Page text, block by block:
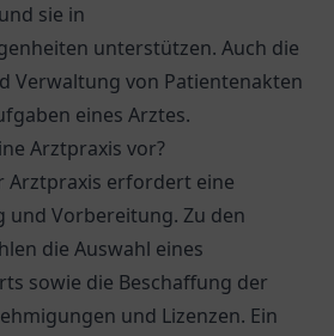
sie in
unterstützen. Auch die
Verwaltung von Patientenakten
eines Arztes.
Arztpraxis vor?
Arztpraxis erfordert eine
und Vorbereitung. Zu den
die Auswahl eines
sowie die Beschaffung der
und Lizenzen. Ein